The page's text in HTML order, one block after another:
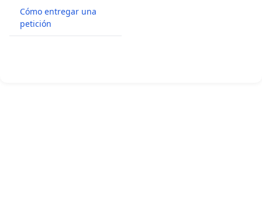
Cómo entregar una
petición